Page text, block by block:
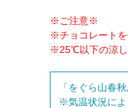
※ご注意※
※チョコレートを
※25℃以下の涼し
「をぐら山春
※気温状況によ